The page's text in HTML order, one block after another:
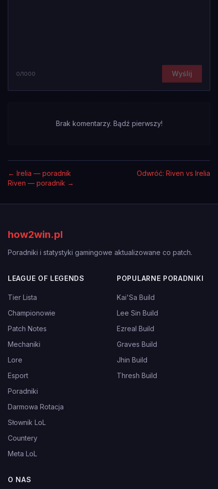
0/1000 Wyślij
Brak komentarzy. Bądź pierwszy!
← Irelia — poradnik
Odwróć: Riven vs Irelia
Riven — poradnik →
how2win.pl
Poradniki i statystyki gamingowe aktualizowane co patch.
LEAGUE OF LEGENDS
Tier Lista
Championowie
Patch Notes
Mechaniki
Lore
Esport
Poradniki
Darmowa Rotacja
Słownik LoL
Countery
Meta LoL
POPULARNE PORADNIKI
Kai'Sa Build
Lee Sin Build
Ezreal Build
Graves Build
Jhin Build
Thresh Build
O NAS